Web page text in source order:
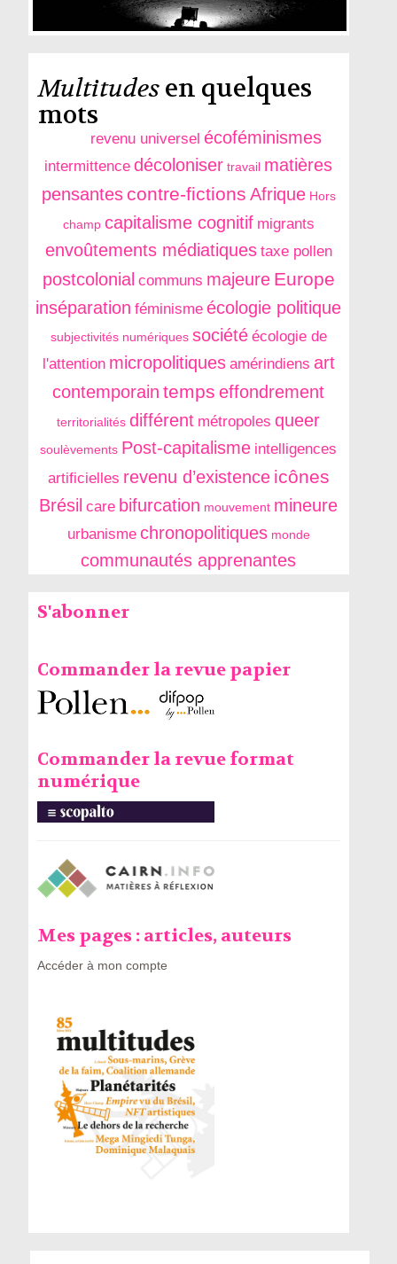
Multitudesen quelques
mots
revenu universel écoféminismes
intermittence décoloniser travail matières
pensantes contre-fictions Afrique Hors
champ capitalisme cognitif migrants
envoûtements médiatiques taxe pollen
postcolonial communs majeure Europe
inséparation féminisme écologie politique
subjectivités numériques société écologie de
l'attention micropolitiques amérindiens art
contemporain temps effondrement
territorialités différent métropoles queer
soulèvements Post-capitalisme intelligences
artificielles revenu d’existence icônes
Brésil care bifurcation mouvement mineure
urbanisme chronopolitiques monde
communautés apprenantes
S'abonner
Commander la revue papier
Commander la revue format
numérique
Mes pages : articles, auteurs
Accéder à mon compte